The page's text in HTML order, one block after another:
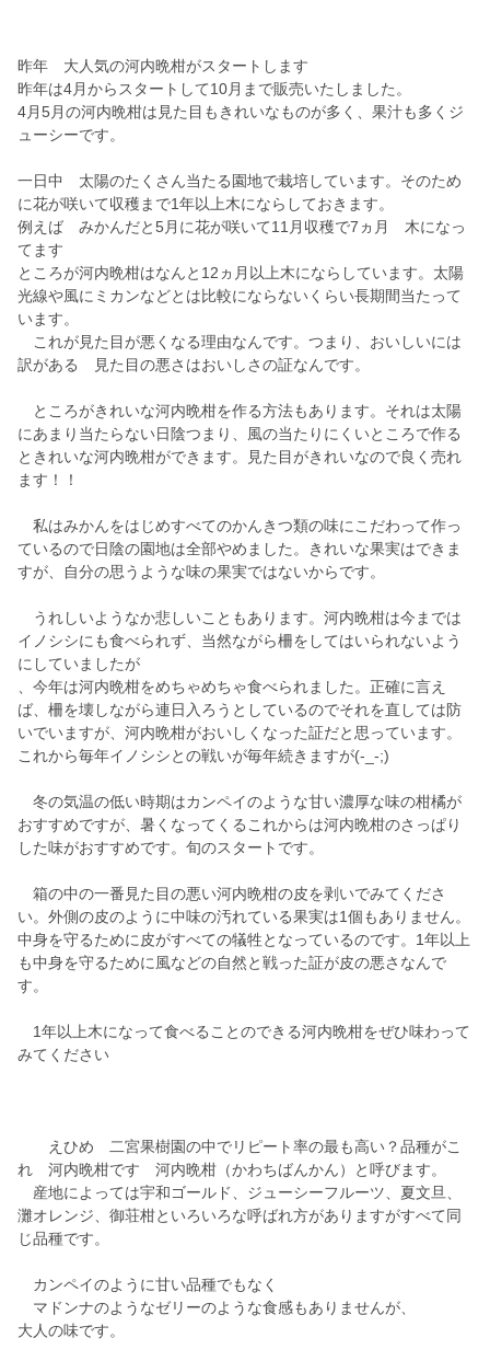
昨年 大人気の河内晩柑がスタートします
昨年は4月からスタートして10月まで販売いたしました。
4月5月の河内晩柑は見た目もきれいなものが多く、果汁も多くジ
ューシーです。
一日中 太陽のたくさん当たる園地で栽培しています。そのため
に花が咲いて収穫まで1年以上木にならしておきます。
例えば みかんだと5月に花が咲いて11月収穫で7ヵ月 木になっ
てます
ところが河内晩柑はなんと12ヵ月以上木にならしています。太陽
光線や風にミカンなどとは比較にならないくらい長期間当たって
います。
これが見た目が悪くなる理由なんです。つまり、おいしいには
訳がある 見た目の悪さはおいしさの証なんです。
ところがきれいな河内晩柑を作る方法もあります。それは太陽
にあまり当たらない日陰つまり、風の当たりにくいところで作る
ときれいな河内晩柑ができます。見た目がきれいなので良く売れ
ます！！
私はみかんをはじめすべてのかんきつ類の味にこだわって作っ
ているので日陰の園地は全部やめました。きれいな果実はできま
すが、自分の思うような味の果実ではないからです。
うれしいようなか悲しいこともあります。河内晩柑は今までは
イノシシにも食べられず、当然ながら柵をしてはいられないよう
にしていましたが
、今年は河内晩柑をめちゃめちゃ食べられました。正確に言え
ば、柵を壊しながら連日入ろうとしているのでそれを直しては防
いでいますが、河内晩柑がおいしくなった証だと思っています。
これから毎年イノシシとの戦いが毎年続きますが(-_-;)
冬の気温の低い時期はカンペイのような甘い濃厚な味の柑橘が
おすすめですが、暑くなってくるこれからは河内晩柑のさっぱり
した味がおすすめです。旬のスタートです。
箱の中の一番見た目の悪い河内晩柑の皮を剥いでみてくださ
い。外側の皮のように中味の汚れている果実は1個もありません。
中身を守るために皮がすべての犠牲となっているのです。1年以上
も中身を守るために風などの自然と戦った証が皮の悪さなんで
す。
1年以上木になって食べることのできる河内晩柑をぜひ味わって
みてください
えひめ 二宮果樹園の中でリピート率の最も高い？品種がこ
れ 河内晩柑です 河内晩柑（かわちばんかん）と呼びます。
産地によっては宇和ゴールド、ジューシーフルーツ、夏文旦、
灘オレンジ、御荘柑といろいろな呼ばれ方がありますがすべて同
じ品種です。
カンペイのように甘い品種でもなく
マドンナのようなゼリーのような食感もありませんが、
大人の味です。